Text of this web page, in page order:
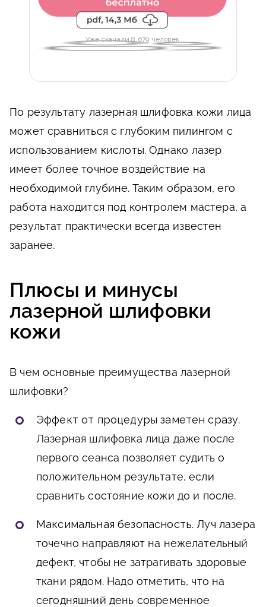
Уже скачали 8 679 человек
По результату лазерная шлифовка кожи лица
может сравниться с глубоким пилингом с
использованием кислоты. Однако лазер
имеет более точное воздействие на
необходимой глубине. Таким образом, его
работа находится под контролем мастера, а
результат практически всегда известен
заранее.
Плюсы и минусы
лазерной шлифовки
кожи
В чем основные преимущества лазерной
шлифовки?
Эффект от процедуры заметен сразу.
Лазерная шлифовка лица даже после
первого сеанса позволяет судить о
положительном результате, если
сравнить состояние кожи до и после.
Максимальная безопасность. Луч лазера
точечно направляют на нежелательный
дефект, чтобы не затрагивать здоровые
ткани рядом. Надо отметить, что на
сегодняшний день современное